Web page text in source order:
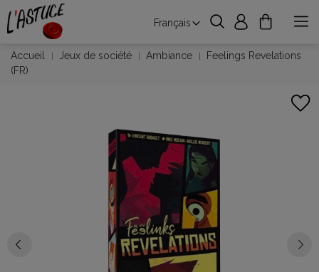
Français
Accueil Jeux de société Ambiance
Feelings Revelations
(FR)